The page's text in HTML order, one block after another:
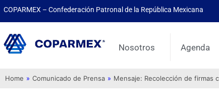
COPARMEX – Confederación Patronal de la República Mexicana
Nosotros Agenda
Home » Comunicado de Prensa » Mensaje: Recolección de firmas